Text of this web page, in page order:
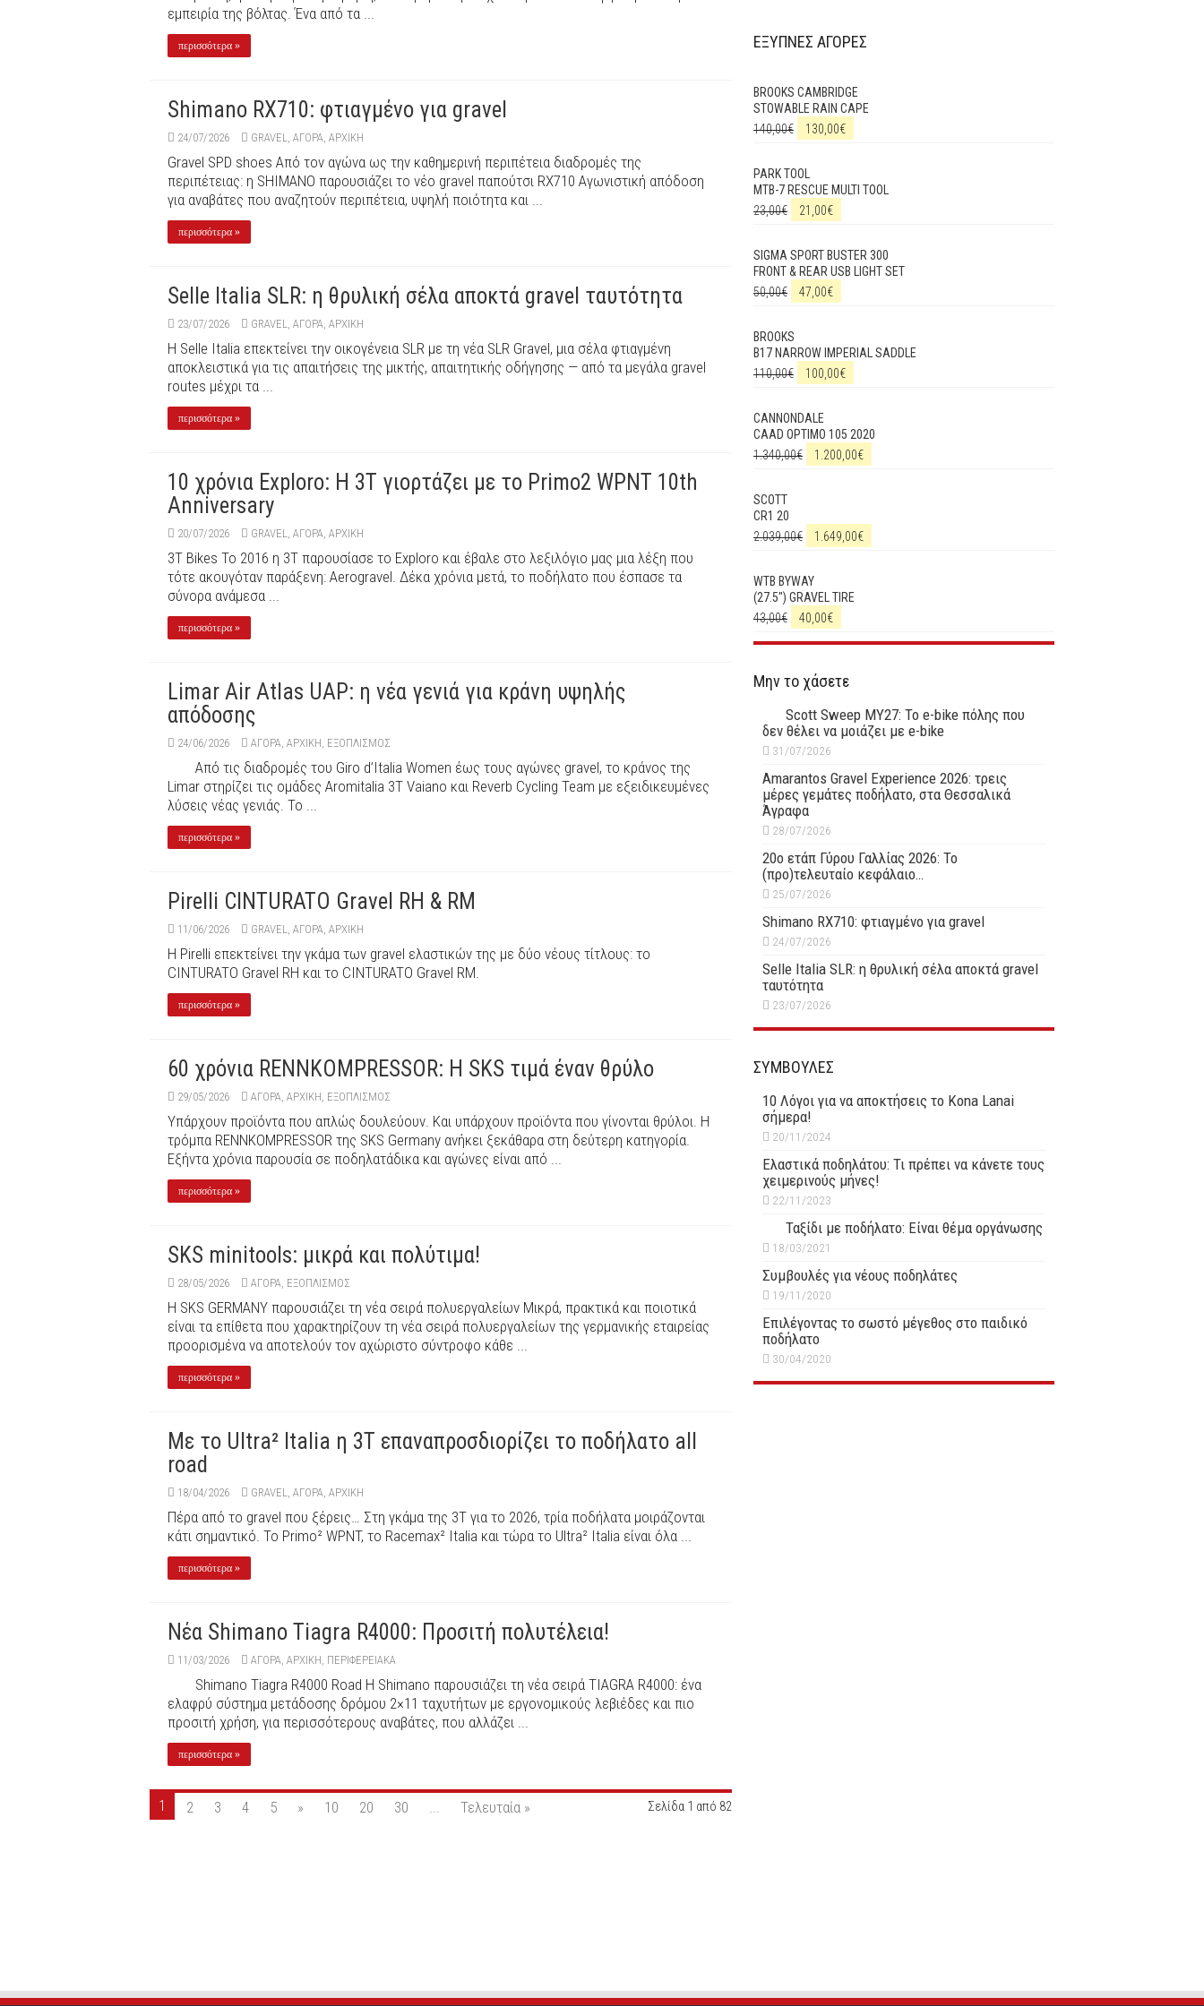
εμπειρία της βόλτας. Ένα από τα ...
περισσότερα »
Shimano RX710: φτιαγμένο για gravel
24/07/2026 GRAVEL, ΑΓΟΡΑ, ΑΡΧΙΚΉ
Gravel SPD shoes Από τον αγώνα ως την καθημερινή περιπέτεια διαδρομές της
περιπέτειας: η SHIMANO παρουσιάζει το νέο gravel παπούτσι RX710 Αγωνιστική απόδοση
για αναβάτες που αναζητούν περιπέτεια, υψηλή ποιότητα και ...
περισσότερα »
Selle Italia SLR: η θρυλική σέλα αποκτά gravel ταυτότητα
23/07/2026 GRAVEL, ΑΓΟΡΑ, ΑΡΧΙΚΉ
Η Selle Italia επεκτείνει την οικογένεια SLR με τη νέα SLR Gravel, μια σέλα φτιαγμένη
αποκλειστικά για τις απαιτήσεις της μικτής, απαιτητικής οδήγησης — από τα μεγάλα gravel
routes μέχρι τα ...
περισσότερα »
10 χρόνια Exploro: Η 3T γιορτάζει με το Primo2 WPNT 10th
Anniversary
20/07/2026 GRAVEL, ΑΓΟΡΑ, ΑΡΧΙΚΉ
3Τ Bikes Το 2016 η 3T παρουσίασε το Exploro και έβαλε στο λεξιλόγιο μας μια λέξη που
τότε ακουγόταν παράξενη: Aerogravel. Δέκα χρόνια μετά, το ποδήλατο που έσπασε τα
σύνορα ανάμεσα ...
περισσότερα »
Limar Air Atlas UAP: η νέα γενιά για κράνη υψηλής
απόδοσης
24/06/2026 ΑΓΟΡΑ, ΑΡΧΙΚΉ, ΕΞΟΠΛΙΣΜΌΣ
Από τις διαδρομές του Giro d’Italia Women έως τους αγώνες gravel, το κράνος της
Limar στηρίζει τις ομάδες Aromitalia 3T Vaiano και Reverb Cycling Team με εξειδικευμένες
λύσεις νέας γενιάς. Το ...
περισσότερα »
Pirelli CINTURATO Gravel RH & RM
11/06/2026 GRAVEL, ΑΓΟΡΑ, ΑΡΧΙΚΉ
Η Pirelli επεκτείνει την γκάμα των gravel ελαστικών της με δύο νέους τίτλους: το
CINTURATO Gravel RH και το CINTURATO Gravel RM.
περισσότερα »
60 χρόνια RENNKOMPRESSOR: Η SKS τιμά έναν θρύλο
29/05/2026 ΑΓΟΡΑ, ΑΡΧΙΚΉ, ΕΞΟΠΛΙΣΜΌΣ
Υπάρχουν προϊόντα που απλώς δουλεύουν. Και υπάρχουν προϊόντα που γίνονται θρύλοι. Η
τρόμπα RENNKOMPRESSOR της SKS Germany ανήκει ξεκάθαρα στη δεύτερη κατηγορία.
Εξήντα χρόνια παρουσία σε ποδηλατάδικα και αγώνες είναι από ...
περισσότερα »
SKS minitools: μικρά και πολύτιμα!
28/05/2026 ΑΓΟΡΑ, ΕΞΟΠΛΙΣΜΌΣ
Η SKS GERMANY παρουσιάζει τη νέα σειρά πολυεργαλείων Μικρά, πρακτικά και ποιοτικά
είναι τα επίθετα που χαρακτηρίζουν τη νέα σειρά πολυεργαλείων της γερμανικής εταιρείας
προορισμένα να αποτελούν τον αχώριστο σύντροφο κάθε ...
περισσότερα »
Mε το Ultra² Italia η 3T επαναπροσδιορίζει το ποδήλατο all
road
18/04/2026 GRAVEL, ΑΓΟΡΑ, ΑΡΧΙΚΉ
Πέρα από το gravel που ξέρεις… Στη γκάμα της 3T για το 2026, τρία ποδήλατα μοιράζονται
κάτι σημαντικό. Το Primo² WPNT, το Racemax² Italia και τώρα το Ultra² Italia είναι όλα ...
περισσότερα »
Νέα Shimano Tiagra R4000: Προσιτή πολυτέλεια!
11/03/2026 ΑΓΟΡΑ, ΑΡΧΙΚΉ, ΠΕΡΙΦΕΡΕΙΑΚΆ
Shimano Tiagra R4000 Road Η Shimano παρουσιάζει τη νέα σειρά TIAGRA R4000: ένα
ελαφρύ σύστημα μετάδοσης δρόμου 2×11 ταχυτήτων με εργονομικούς λεβιέδες και πιο
προσιτή χρήση, για περισσότερους αναβάτες, που αλλάζει ...
περισσότερα »
Σελίδα 1 από 82
1 2 3 4 5 » 10 20 30 ... Τελευταία »
ΕΞΥΠΝΕΣ ΑΓΟΡΕΣ
BROOKS CAMBRIDGE
STOWABLE RAIN CAPE
140,00€ 130,00€
PARK TOOL
MTB-7 RESCUE MULTI TOOL
23,00€ 21,00€
SIGMA SPORT BUSTER 300
FRONT & REAR USB LIGHT SET
50,00€ 47,00€
BROOKS
B17 NARROW IMPERIAL SADDLE
110,00€ 100,00€
CANNONDALE
CAAD OPTIMO 105 2020
1.340,00€ 1.200,00€
SCOTT
CR1 20
2.039,00€ 1.649,00€
WTB BYWAY
(27.5") GRAVEL TIRE
43,00€ 40,00€
Μην το χάσετε
Scott Sweep MY27: Το e-bike πόλης που
δεν θέλει να μοιάζει με e-bike
31/07/2026
Amarantos Gravel Experience 2026: τρεις
μέρες γεμάτες ποδήλατο, στα Θεσσαλικά
Άγραφα
28/07/2026
20ο ετάπ Γύρου Γαλλίας 2026: Το
(προ)τελευταίο κεφάλαιο…
25/07/2026
Shimano RX710: φτιαγμένο για gravel
24/07/2026
Selle Italia SLR: η θρυλική σέλα αποκτά gravel
ταυτότητα
23/07/2026
ΣΥΜΒΟΥΛΕΣ
10 Λόγοι για να αποκτήσεις το Kona Lanai
σήμερα!
20/11/2024
Ελαστικά ποδηλάτου: Τι πρέπει να κάνετε τους
χειμερινούς μήνες!
22/11/2023
Ταξίδι με ποδήλατο: Είναι θέμα οργάνωσης
18/03/2021
Συμβουλές για νέους ποδηλάτες
19/11/2020
Επιλέγοντας το σωστό μέγεθος στο παιδικό
ποδήλατο
30/04/2020